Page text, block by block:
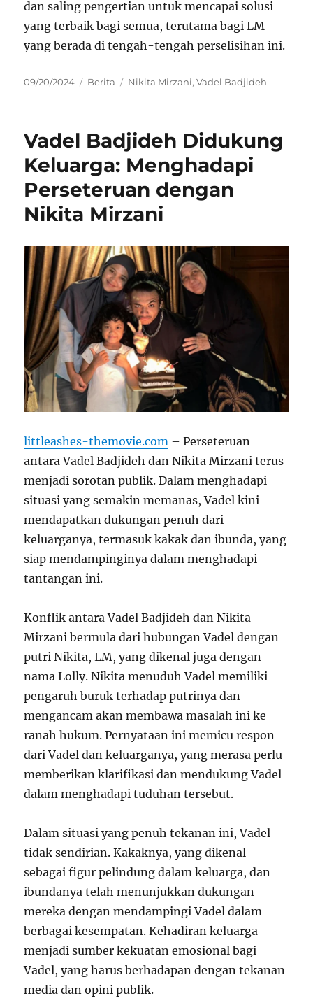
dan saling pengertian untuk mencapai solusi
yang terbaik bagi semua, terutama bagi LM
yang berada di tengah-tengah perselisihan ini.
Posted
09/20/2024 Categories
Berita Tags
Nikita Mirzani,Vadel Badjideh
Vadel Badjideh Didukung
Keluarga: Menghadapi
Perseteruan dengan
Nikita Mirzani
littleashes-themovie.com – Perseteruan
antara Vadel Badjideh dan Nikita Mirzani terus
menjadi sorotan publik. Dalam menghadapi
situasi yang semakin memanas, Vadel kini
mendapatkan dukungan penuh dari
keluarganya, termasuk kakak dan ibunda, yang
siap mendampinginya dalam menghadapi
tantangan ini.
Konflik antara Vadel Badjideh dan Nikita
Mirzani bermula dari hubungan Vadel dengan
putri Nikita, LM, yang dikenal juga dengan
nama Lolly. Nikita menuduh Vadel memiliki
pengaruh buruk terhadap putrinya dan
mengancam akan membawa masalah ini ke
ranah hukum. Pernyataan ini memicu respon
dari Vadel dan keluarganya, yang merasa perlu
memberikan klarifikasi dan mendukung Vadel
dalam menghadapi tuduhan tersebut.
Dalam situasi yang penuh tekanan ini, Vadel
tidak sendirian. Kakaknya, yang dikenal
sebagai figur pelindung dalam keluarga, dan
ibundanya telah menunjukkan dukungan
mereka dengan mendampingi Vadel dalam
berbagai kesempatan. Kehadiran keluarga
menjadi sumber kekuatan emosional bagi
Vadel, yang harus berhadapan dengan tekanan
media dan opini publik.